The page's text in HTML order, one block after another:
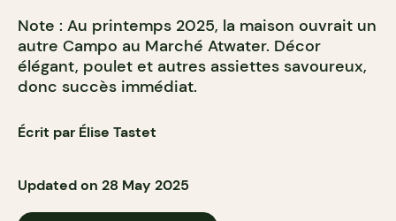
Note : Au printemps 2025, la maison ouvrait un
autre Campo au Marché Atwater. Décor
élégant, poulet et autres assiettes savoureux,
donc succès immédiat.
Écrit par Élise Tastet
Updated on 28 May 2025